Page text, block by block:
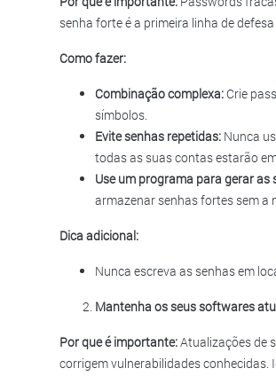
senha forte é a primeira linha de
Como fazer:
Combinação complexa: Crie
símbolos.
Evite senhas repetidas: Nunca
todas as suas contas estarão
Use um programa para gerar as
armazenar senhas fortes sem a
Dica adicional:
Nunca escreva as senhas em
Mantenha os seus softwares
Por que é importante:Atualizações de
corrigem vulnerabilidades conhecidas.